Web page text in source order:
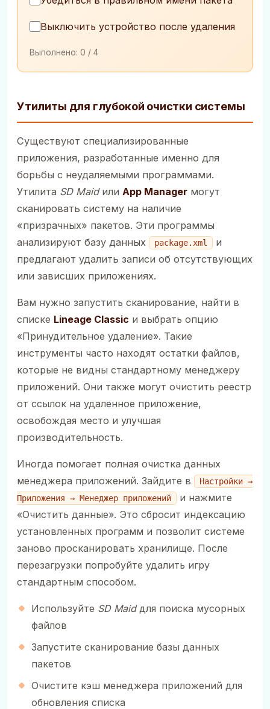
Выключить устройство после удаления
Выполнено: 0 / 4
Утилиты для глубокой очистки системы
Существуют специализированные
приложения, разработанные именно для
борьбы с неудаляемыми программами.
Утилита SD Maidили App Manager могут
сканировать систему на наличие
«призрачных» пакетов. Эти программы
анализируют базу данных
package.xml
и
предлагают удалить записи об отсутствующих
или зависших приложениях.
Вам нужно запустить сканирование, найти в
списке Lineage Classic и выбрать опцию
«Принудительное удаление». Такие
инструменты часто находят остатки файлов,
которые не видны стандартному менеджеру
приложений. Они также могут очистить реестр
от ссылок на удаленное приложение,
освобождая место и улучшая
производительность.
Иногда помогает полная очистка данных
менеджера приложений. Зайдите в
Настройки →
Приложения → Менеджер приложений
и нажмите
«Очистить данные». Это сбросит индексацию
установленных программ и позволит системе
заново просканировать хранилище. После
перезагрузки попробуйте удалить игру
стандартным способом.
Используйте SD Maidдля поиска мусорных
файлов
Запустите сканирование базы данных
пакетов
Очистите кэш менеджера приложений для
обновления списка